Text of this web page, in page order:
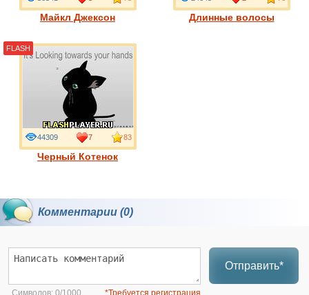
Майкл Джексон Длинные волосы
Черный Котенок
44309 7 83
FLASH
Комментарии (0)
Отправить*
Символов: 0/1000 *Требуется регистрация